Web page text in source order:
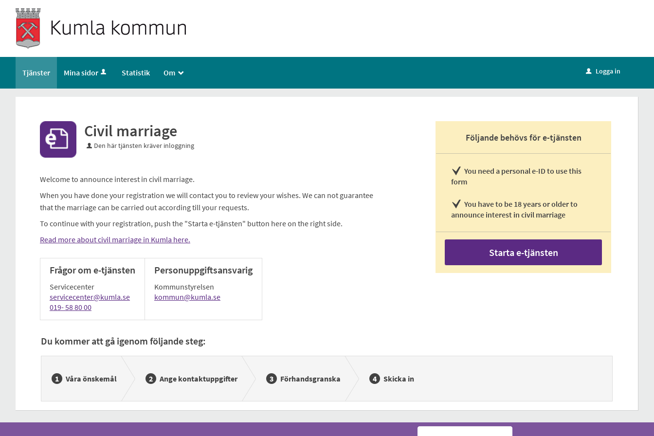
Tjänster Mina sidor Statistik Om _ u Logga in
Civil marriage
Den här tjänsten kräver inloggning
Welcome to announce interest in civil marriage.
When you have done your registration we will contact you to review your wishes. We can not guarantee
that the marriage can be carried out according till your requests.
To continue with your registration, push the "Starta e-tjänsten" button here on the right side.
Read more about civil marriage in Kumla here.
Frågor om e-tjänsten
Servicecenter
servicecenter@kumla.se
019- 58 80 00
Personuppgiftsansvarig
Kommunstyrelsen
kommun@kumla.se
Följande behövs för e-tjänsten
You need a personal e-ID to use this
form
You have to be 18 years or older to
announce interest in civil marriage
Starta e-tjänsten
Du kommer att gå igenom följande steg:
Våra önskemål Ange kontaktuppgifter Förhandsgranska Skicka in